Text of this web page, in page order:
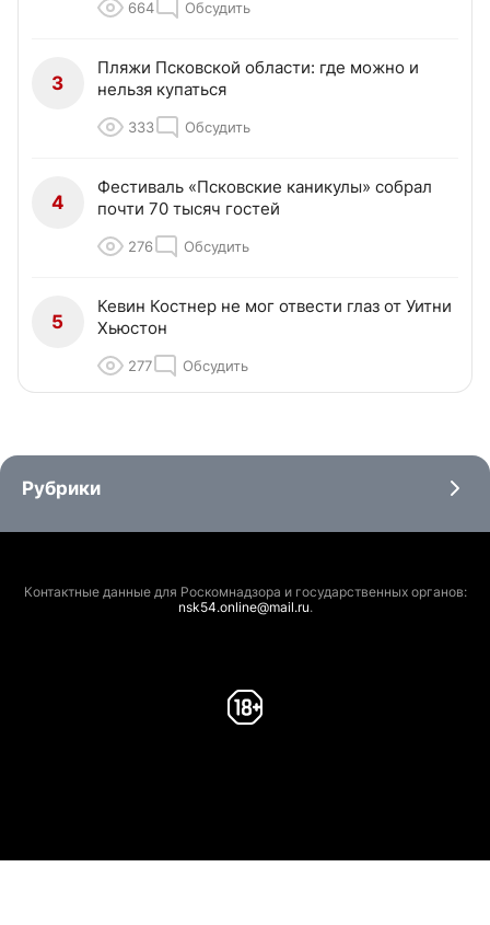
664 Обсудить
3
Пляжи Псковской области: где можно и
нельзя купаться
333 Обсудить
4
Фестиваль «Псковские каникулы» собрал
почти 70 тысяч гостей
276 Обсудить
5
Кевин Костнер не мог отвести глаз от Уитни
Хьюстон
277 Обсудить
Рубрики
Контактные данные для Роскомнадзора и государственных органов:
nsk54.online@mail.ru.